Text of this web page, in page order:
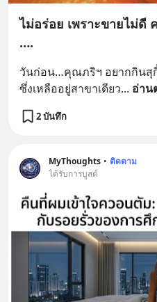
ไม่อร่อย เพราะขายไม่ดี
….
วันก่อน…คุณภริฯ อยากกินสุ
ซึ่งเหลืออยู่สาขาเดียว... อ่าน
2 บันทึก
MyThoughts • ติดตาม
ได้รับการบูสต์